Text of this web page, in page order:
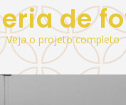
de
Veja o projeto completo